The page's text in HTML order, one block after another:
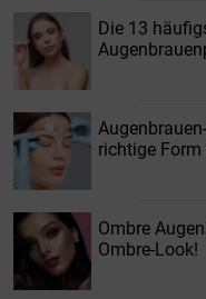
Die 13
richtige Form
Ombre
Ombre-Look!